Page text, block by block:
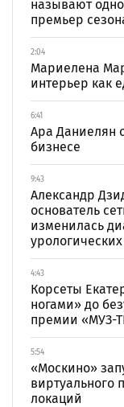
называют
премьер
2:04
Мариелена
интерьер как
6:41
Ара Даниелян
бизнесе
9:43
Александр
основатель
изменилась
4:43
Корсеты
ногами» до
премии «МУЗ-
5:54
«Москино»
виртуального
локаций